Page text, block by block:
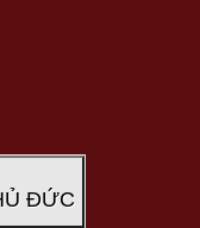
ĐỨC